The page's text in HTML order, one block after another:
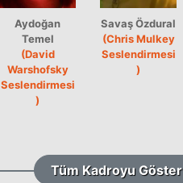
Aydoğan
Temel
(David
Warshofsky
Seslendirmesi
)
Savaş Özdural
(Chris Mulkey
Seslendirmesi
)
Tüm Kadroyu Göster